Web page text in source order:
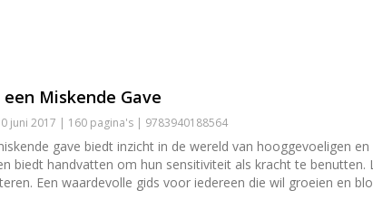
Miskende Gave
juni 2017 | 160 pagina's | 9783940188564
gave biedt inzicht in de wereld van hooggevoeligen
biedt handvatten om hun sensitiviteit als kracht te
Een waardevolle gids voor iedereen die wil groeien en